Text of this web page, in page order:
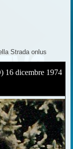
Strada onlus
16 dicembre 1974